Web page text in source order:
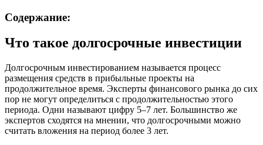
Содержание:
Что такое долгосрочные инвестиции
Долгосрочным инвестированием называется процесс
размещения средств в прибыльные проекты на
продолжительное время. Эксперты финансового рынка до сих
пор не могут определиться с продолжительностью этого
периода. Одни называют цифру 5–7 лет. Большинство же
экспертов сходятся на мнении, что долгосрочными можно
считать вложения на период более 3 лет.